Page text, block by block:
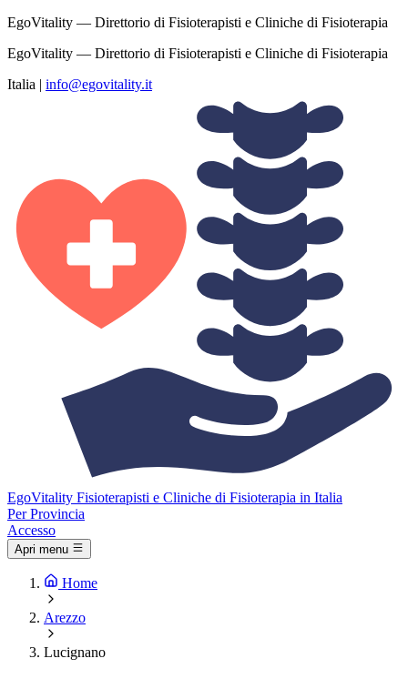
EgoVitality — Direttorio di Fisioterapisti e Cliniche di Fisioterapia
EgoVitality — Direttorio di Fisioterapisti e Cliniche di Fisioterapia
Italia | info@egovitality.it
EgoVitality Fisioterapisti e Cliniche di Fisioterapia in Italia
Per Provincia
Accesso
Apri menu
Home
Arezzo
Lucignano